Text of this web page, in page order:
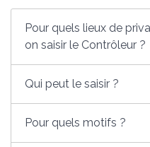
Pour quels lieux de
on saisir le Contrôleur ?
Qui peut le saisir ?
Pour quels motifs ?